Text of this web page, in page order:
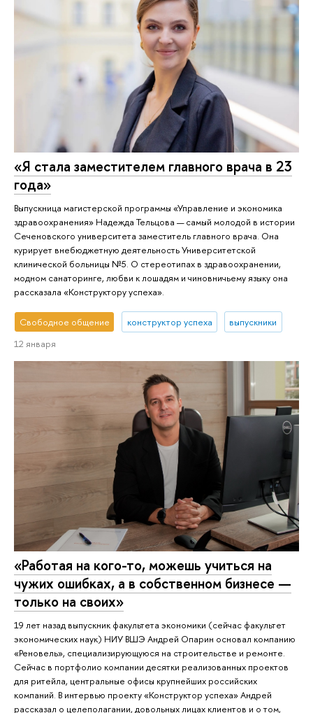
«Я стала заместителем главного врача в 23
года»
Выпускница магистерской программы «Управление и экономика
здравоохранения» Надежда Тельцова — самый молодой в истории
Сеченовского университета заместитель главного врача. Она
курирует внебюджетную деятельность Университетской
клинической больницы №5. О стереотипах в здравоохранении,
модном санаторинге, любви к лошадям и чиновничьему языку она
рассказала «Конструктору успеха».
Свободное общение конструктор успеха
выпускники
12 января
«Работая на кого-то, можешь учиться на
чужих ошибках, а в собственном бизнесе —
только на своих»
19 лет назад выпускник факультета экономики (сейчас факультет
экономических наук) НИУ ВШЭ Андрей Опарин основал компанию
«Реновель», специализирующуюся на строительстве и ремонте.
Сейчас в портфолио компании десятки реализованных проектов
для ритейла, центральные офисы крупнейших российских
компаний. В интервью проекту «Конструктор успеха» Андрей
рассказал о целеполагании, довольных лицах клиентов и о том,